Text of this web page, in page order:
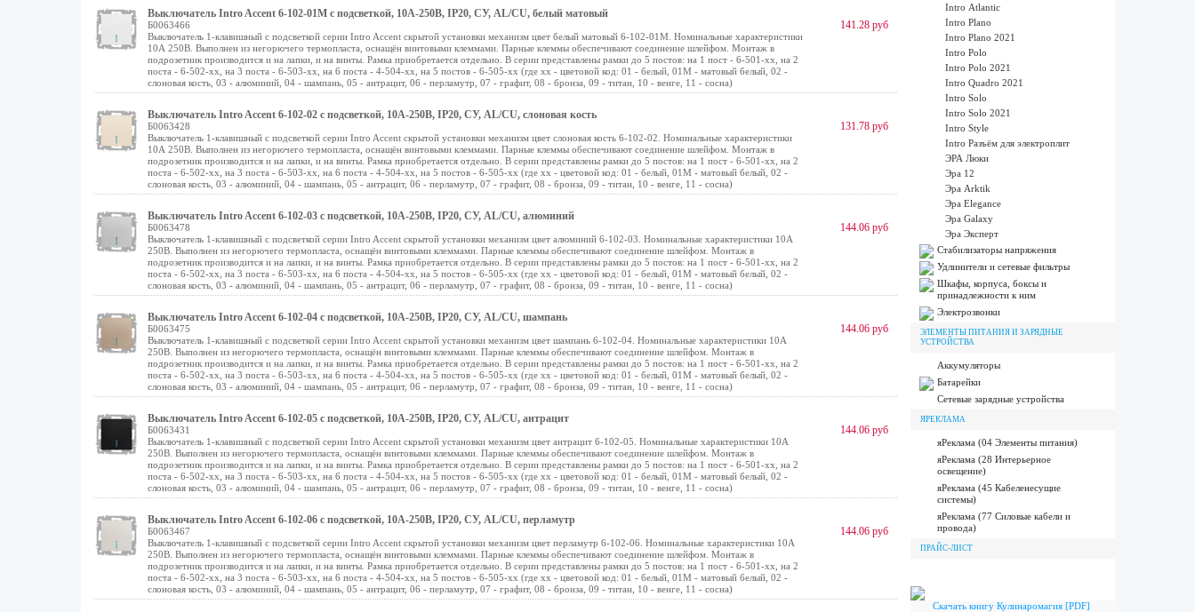
Выключатель Intro Accent 6-102-01М с подсветкой, 10А-250В, IP20, СУ, AL/CU, белый матовый
Б0063466
Выключатель 1-клавишный с подсветкой серии Intro Accent скрытой установки механизм цвет белый матовый 6-102-01М. Номинальные характеристики
10А 250В. Выполнен из негорючего термопласта, оснащён винтовыми клеммами. Парные клеммы обеспечивают соединение шлейфом. Монтаж в
подрозетник производится и на лапки, и на винты. Рамка приобретается отдельно. В серии представлены рамки до 5 постов: на 1 пост - 6-501-хх, на 2
поста - 6-502-хх, на 3 поста - 6-503-хх, на 6 поста - 4-504-хх, на 5 постов - 6-505-хх (где хх - цветовой код: 01 - белый, 01М - матовый белый, 02 -
слоновая кость, 03 - алюминий, 04 - шампань, 05 - антрацит, 06 - перламутр, 07 - графит, 08 - бронза, 09 - титан, 10 - венге, 11 - сосна)
141.28 руб
Выключатель Intro Accent 6-102-02 с подсветкой, 10А-250В, IP20, СУ, AL/CU, слоновая кость
Б0063428
Выключатель 1-клавишный с подсветкой серии Intro Accent скрытой установки механизм цвет слоновая кость 6-102-02. Номинальные характеристики
10А 250В. Выполнен из негорючего термопласта, оснащён винтовыми клеммами. Парные клеммы обеспечивают соединение шлейфом. Монтаж в
подрозетник производится и на лапки, и на винты. Рамка приобретается отдельно. В серии представлены рамки до 5 постов: на 1 пост - 6-501-хх, на 2
поста - 6-502-хх, на 3 поста - 6-503-хх, на 6 поста - 4-504-хх, на 5 постов - 6-505-хх (где хх - цветовой код: 01 - белый, 01М - матовый белый, 02 -
слоновая кость, 03 - алюминий, 04 - шампань, 05 - антрацит, 06 - перламутр, 07 - графит, 08 - бронза, 09 - титан, 10 - венге, 11 - сосна)
131.78 руб
Выключатель Intro Accent 6-102-03 с подсветкой, 10А-250В, IP20, СУ, AL/CU, алюминий
Б0063478
Выключатель 1-клавишный с подсветкой серии Intro Accent скрытой установки механизм цвет алюминий 6-102-03. Номинальные характеристики 10А
250В. Выполнен из негорючего термопласта, оснащён винтовыми клеммами. Парные клеммы обеспечивают соединение шлейфом. Монтаж в
подрозетник производится и на лапки, и на винты. Рамка приобретается отдельно. В серии представлены рамки до 5 постов: на 1 пост - 6-501-хх, на 2
поста - 6-502-хх, на 3 поста - 6-503-хх, на 6 поста - 4-504-хх, на 5 постов - 6-505-хх (где хх - цветовой код: 01 - белый, 01М - матовый белый, 02 -
слоновая кость, 03 - алюминий, 04 - шампань, 05 - антрацит, 06 - перламутр, 07 - графит, 08 - бронза, 09 - титан, 10 - венге, 11 - сосна)
144.06 руб
Выключатель Intro Accent 6-102-04 с подсветкой, 10А-250В, IP20, СУ, AL/CU, шампань
Б0063475
Выключатель 1-клавишный с подсветкой серии Intro Accent скрытой установки механизм цвет шампань 6-102-04. Номинальные характеристики 10А
250В. Выполнен из негорючего термопласта, оснащён винтовыми клеммами. Парные клеммы обеспечивают соединение шлейфом. Монтаж в
подрозетник производится и на лапки, и на винты. Рамка приобретается отдельно. В серии представлены рамки до 5 постов: на 1 пост - 6-501-хх, на 2
поста - 6-502-хх, на 3 поста - 6-503-хх, на 6 поста - 4-504-хх, на 5 постов - 6-505-хх (где хх - цветовой код: 01 - белый, 01М - матовый белый, 02 -
слоновая кость, 03 - алюминий, 04 - шампань, 05 - антрацит, 06 - перламутр, 07 - графит, 08 - бронза, 09 - титан, 10 - венге, 11 - сосна)
144.06 руб
Выключатель Intro Accent 6-102-05 с подсветкой, 10А-250В, IP20, СУ, AL/CU, антрацит
Б0063431
Выключатель 1-клавишный с подсветкой серии Intro Accent скрытой установки механизм цвет антрацит 6-102-05. Номинальные характеристики 10А
250В. Выполнен из негорючего термопласта, оснащён винтовыми клеммами. Парные клеммы обеспечивают соединение шлейфом. Монтаж в
подрозетник производится и на лапки, и на винты. Рамка приобретается отдельно. В серии представлены рамки до 5 постов: на 1 пост - 6-501-хх, на 2
поста - 6-502-хх, на 3 поста - 6-503-хх, на 6 поста - 4-504-хх, на 5 постов - 6-505-хх (где хх - цветовой код: 01 - белый, 01М - матовый белый, 02 -
слоновая кость, 03 - алюминий, 04 - шампань, 05 - антрацит, 06 - перламутр, 07 - графит, 08 - бронза, 09 - титан, 10 - венге, 11 - сосна)
144.06 руб
Выключатель Intro Accent 6-102-06 с подсветкой, 10А-250В, IP20, СУ, AL/CU, перламутр
Б0063467
Выключатель 1-клавишный с подсветкой серии Intro Accent скрытой установки механизм цвет перламутр 6-102-06. Номинальные характеристики 10А
250В. Выполнен из негорючего термопласта, оснащён винтовыми клеммами. Парные клеммы обеспечивают соединение шлейфом. Монтаж в
подрозетник производится и на лапки, и на винты. Рамка приобретается отдельно. В серии представлены рамки до 5 постов: на 1 пост - 6-501-хх, на 2
поста - 6-502-хх, на 3 поста - 6-503-хх, на 6 поста - 4-504-хх, на 5 постов - 6-505-хх (где хх - цветовой код: 01 - белый, 01М - матовый белый, 02 -
слоновая кость, 03 - алюминий, 04 - шампань, 05 - антрацит, 06 - перламутр, 07 - графит, 08 - бронза, 09 - титан, 10 - венге, 11 - сосна)
144.06 руб
Intro Atlantic
Intro Plano
Intro Plano 2021
Intro Polo
Intro Polo 2021
Intro Quadro 2021
Intro Solo
Intro Solo 2021
Intro Style
Intro Разъём для электроплит
ЭРА Люки
Эра 12
Эра Arktik
Эра Elegance
Эра Galaxy
Эра Эксперт
Стабилизаторы напряжения
Удлинители и сетевые фильтры
Шкафы, корпуса, боксы и
принадлежности к ним
Электрозвонки
ЭЛЕМЕНТЫ ПИТАНИЯ И ЗАРЯДНЫЕ
УСТРОЙСТВА
Аккумуляторы
Батарейки
Сетевые зарядные устройства
ЯРЕКЛАМА
яРеклама (04 Элементы питания)
яРеклама (28 Интерьерное
освещение)
яРеклама (45 Кабеленесущие
системы)
яРеклама (77 Силовые кабели и
провода)
ПРАЙС-ЛИСТ
Скачать книгу Кулинаромагия [PDF]